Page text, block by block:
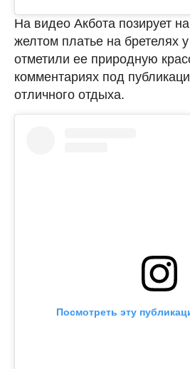
На видео Акбота позирует
желтом платье на бретелях
отметили ее природную
комментариях под
отличного отдыха.
Посмотреть эту